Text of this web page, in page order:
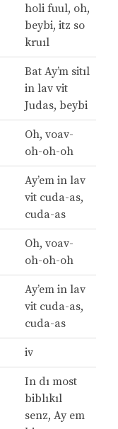
holi fuul, oh,
beybi, itz so
kruıl
Bat Ay’m sitıl
in lav vit
Judas, beybi
Oh, voav-
oh-oh-oh
Ay’em in lav
vit cuda-as,
cuda-as
Oh, voav-
oh-oh-oh
Ay’em in lav
vit cuda-as,
cuda-as
iv
In dı most
biblıkıl
senz, Ay em